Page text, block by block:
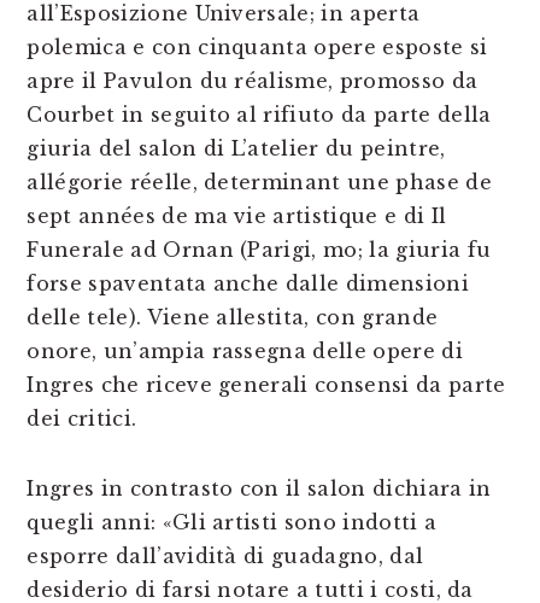
all’Esposizione Universale; in aperta
polemica e con cinquanta opere esposte si
apre il Pavulon du réalisme, promosso da
Courbet in seguito al rifiuto da parte della
giuria del salon di L’atelier du peintre,
allégorie réelle, determinant une phase de
sept années de ma vie artistique e di Il
Funerale ad Ornan (Parigi, mo; la giuria fu
forse spaventata anche dalle dimensioni
delle tele). Viene allestita, con grande
onore, un’ampia rassegna delle opere di
Ingres che riceve generali consensi da parte
dei critici.
Ingres in contrasto con il salon dichiara in
quegli anni: «Gli artisti sono indotti a
esporre dall’avidità di guadagno, dal
desiderio di farsi notare a tutti i costi, da